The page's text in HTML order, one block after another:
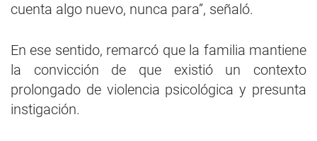
cuenta algo nuevo, nunca para”, señaló.
En ese sentido, remarcó que la familia mantiene
la convicción de que existió un contexto
prolongado de violencia psicológica y presunta
instigación.